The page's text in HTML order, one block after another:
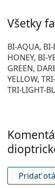
Šošovky
šošovky.
Optimálny
s
400 ml s
Niektoré
Ide o
prečítajte
Výrazné,
šošovky?
ideálne!
pre kyslík:
UV filter:
Silikón-
Používanie
manipuláciu:
So šošovkami sa
môže spať:
rub:
Všetky
BI-AQUA, BI-
HONEY, BI-
GREEN,
YELLOW,
TRI-LIGHT-
Pridať